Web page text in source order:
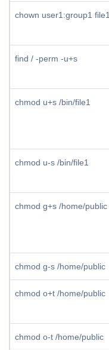
chown user1:group1 file1
find / -perm -u+s
chmod u+s /bin/file1
chmod u-s /bin/file1
chmod g+s /home/public
chmod g-s /home/public
chmod o+t /home/public
chmod o-t /home/public